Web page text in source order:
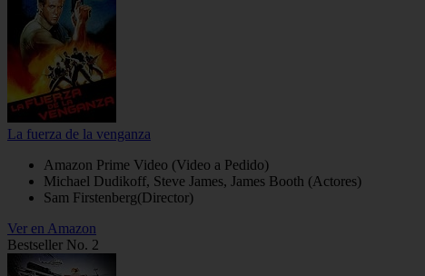
La fuerza de la venganza
Amazon Prime Video (Video a Pedido)
Michael Dudikoff, Steve James, James Booth (Actores)
Sam Firstenberg(Director)
Ver en Amazon
Bestseller No. 2